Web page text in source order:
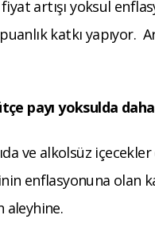
artışı yoksul
katkı yapıyor.
payı yoksulda
ve alkolsüz
enflasyonuna olan
aleyhine.